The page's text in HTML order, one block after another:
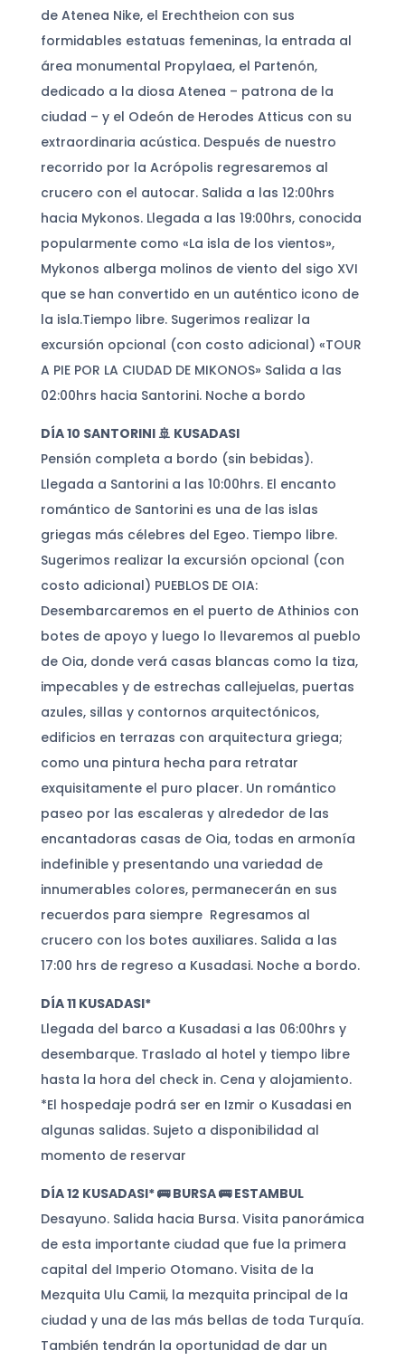
de Atenea Nike, el Erechtheion con sus
formidables estatuas femeninas, la entrada al
área monumental Propylaea, el Partenón,
dedicado a la diosa Atenea – patrona de la
ciudad – y el Odeón de Herodes Atticus con su
extraordinaria acústica. Después de nuestro
recorrido por la Acrópolis regresaremos al
crucero con el autocar. Salida a las 12:00hrs
hacia Mykonos. Llegada a las 19:00hrs, conocida
popularmente como «La isla de los vientos»,
Mykonos alberga molinos de viento del sigo XVI
que se han convertido en un auténtico icono de
la isla.Tiempo libre. Sugerimos realizar la
excursión opcional (con costo adicional) «TOUR
A PIE POR LA CIUDAD DE MIKONOS» Salida a las
02:00hrs hacia Santorini. Noche a bordo
DÍA 10 SANTORINI 🚢 KUSADASI
Pensión completa a bordo (sin bebidas).
Llegada a Santorini a las 10:00hrs. El encanto
romántico de Santorini es una de las islas
griegas más célebres del Egeo. Tiempo libre.
Sugerimos realizar la excursión opcional (con
costo adicional) PUEBLOS DE OIA:
Desembarcaremos en el puerto de Athinios con
botes de apoyo y luego lo llevaremos al pueblo
de Oia, donde verá casas blancas como la tiza,
impecables y de estrechas callejuelas, puertas
azules, sillas y contornos arquitectónicos,
edificios en terrazas con arquitectura griega;
como una pintura hecha para retratar
exquisitamente el puro placer. Un romántico
paseo por las escaleras y alrededor de las
encantadoras casas de Oia, todas en armonía
indefinible y presentando una variedad de
innumerables colores, permanecerán en sus
recuerdos para siempre Regresamos al
crucero con los botes auxiliares. Salida a las
17:00 hrs de regreso a Kusadasi. Noche a bordo.
DÍA 11 KUSADASI*
Llegada del barco a Kusadasi a las 06:00hrs y
desembarque. Traslado al hotel y tiempo libre
hasta la hora del check in. Cena y alojamiento.
*El hospedaje podrá ser en Izmir o Kusadasi en
algunas salidas. Sujeto a disponibilidad al
momento de reservar
DÍA 12 KUSADASI* 🚌 BURSA 🚌 ESTAMBUL
Desayuno. Salida hacia Bursa. Visita panorámica
de esta importante ciudad que fue la primera
capital del Imperio Otomano. Visita de la
Mezquita Ulu Camii, la mezquita principal de la
ciudad y una de las más bellas de toda Turquía.
También tendrán la oportunidad de dar un